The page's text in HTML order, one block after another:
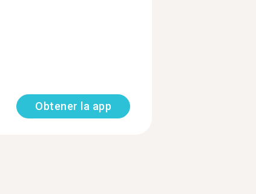
Obtener la app